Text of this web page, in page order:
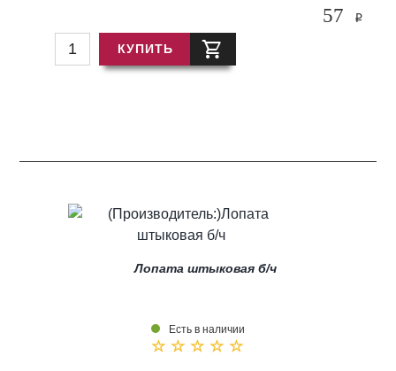
57 i
КУПИТЬ
Лопата штыковая б/ч
Есть в наличии